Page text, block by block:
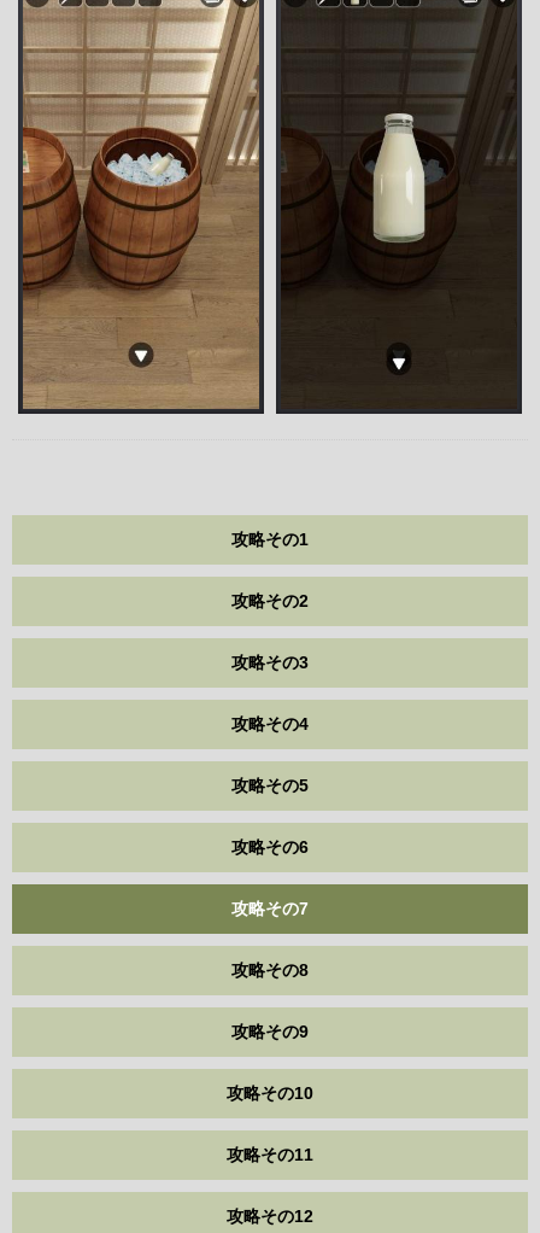
攻略その1
攻略その2
攻略その3
攻略その4
攻略その5
攻略その6
攻略その7
攻略その8
攻略その9
攻略その10
攻略その11
攻略その12